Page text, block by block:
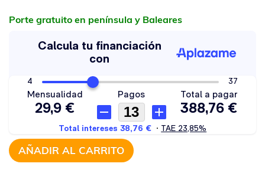
Porte gratuito en península y Baleares
AÑADIR AL CARRITO